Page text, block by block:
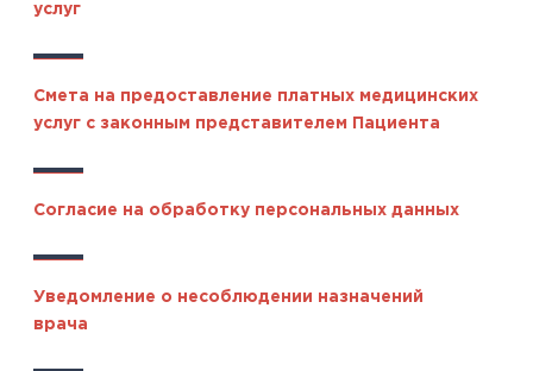
услуг
Смета на предоставление платных медицинских
услуг с законным представителем Пациента
Согласие на обработку персональных данных
Уведомление о несоблюдении назначений
врача